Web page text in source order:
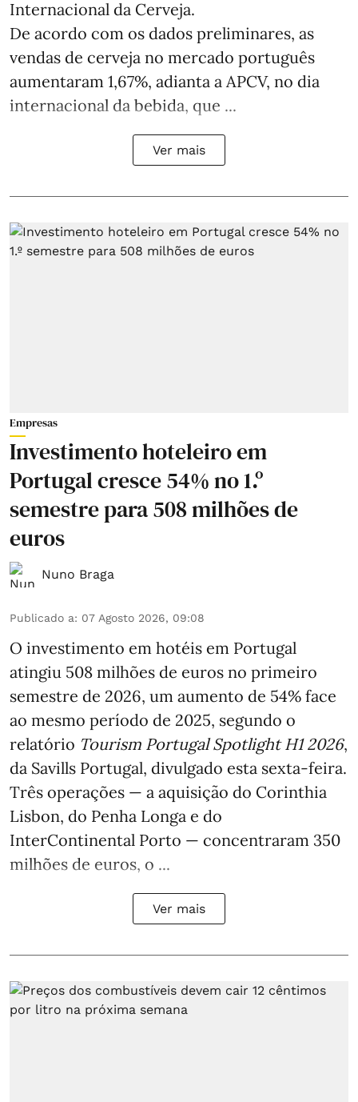
Internacional da Cerveja.
De acordo com os dados preliminares, as
vendas de cerveja no mercado português
aumentaram 1,67%, adianta a APCV, no dia
internacional da bebida, que ...
Ver mais
Empresas
Investimento hoteleiro em
Portugal cresce 54% no 1.º
semestre para 508 milhões de
euros
Nuno Braga
Publicado a: 07 Agosto 2026, 09:08
O investimento em hotéis em Portugal
atingiu 508 milhões de euros no primeiro
semestre de 2026, um aumento de 54% face
ao mesmo período de 2025, segundo o
relatório Tourism Portugal Spotlight H1 2026,
da Savills Portugal, divulgado esta sexta-feira.
Três operações — a aquisição do Corinthia
Lisbon, do Penha Longa e do
InterContinental Porto — concentraram 350
milhões de euros, o ...
Ver mais